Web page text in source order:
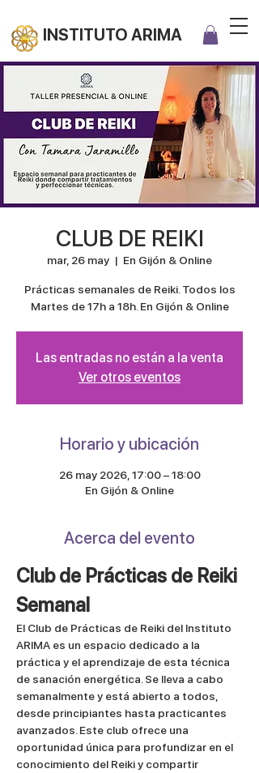
INSTITUTO ARIMA
CLUB DE REIKI
mar, 26 may
  |
En Gijón & Online
Prácticas semanales de Reiki. Todos los
Martes de 17h a 18h. En Gijón & Online
Las entradas no están a la venta
Ver otros eventos
Horario y ubicación
26 may 2026, 17:00 – 18:00
En Gijón & Online
Acerca del evento
Club de Prácticas de Reiki
Semanal
El Club de Prácticas de Reiki del Instituto
ARIMA es un espacio dedicado a la
práctica y el aprendizaje de esta técnica
de sanación energética. Se lleva a cabo
semanalmente y está abierto a todos,
desde principiantes hasta practicantes
avanzados. Este club ofrece una
oportunidad única para profundizar en el
conocimiento del Reiki y compartir